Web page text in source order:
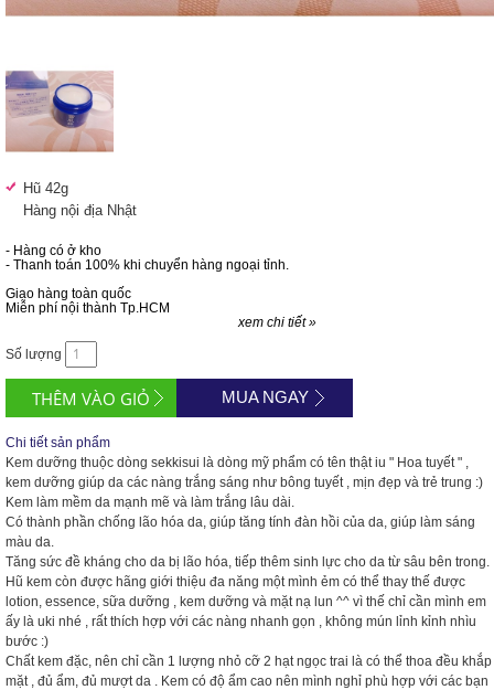
Hũ 42g
Hàng nội địa Nhật
- Hàng có ở kho
- Thanh toán 100% khi chuyển hàng ngoại tỉnh.
Giao hàng toàn quốc
Miễn phí nội thành Tp.HCM
xem chi tiết »
Số lượng
MUA NGAY
Chi tiết sản phẩm
Kem dưỡng thuộc dòng sekkisui là dòng mỹ phẩm có tên thật iu " Hoa tuyết " ,
kem dưỡng giúp da các nàng trắng sáng như bông tuyết , mịn đẹp và trẻ trung :)
Kem làm mềm da mạnh mẽ và làm trắng lâu dài.
Có thành phần chống lão hóa da, giúp tăng tính đàn hồi của da, giúp làm sáng
màu da.
Tăng sức đề kháng cho da bị lão hóa, tiếp thêm sinh lực cho da từ sâu bên trong.
Hũ kem còn được hãng giới thiệu đa năng một mình ẻm có thể thay thế được
lotion, essence, sữa dưỡng , kem dưỡng và mặt nạ lun ^^ vì thế chỉ cần mình em
ấy là uki nhé , rất thích hợp với các nàng nhanh gọn , không mún lỉnh kỉnh nhìu
bước :)
Chất kem đặc, nên chỉ cần 1 lượng nhỏ cỡ 2 hạt ngọc trai là có thể thoa đều khắp
mặt , đủ ẩm, đủ mượt da . Kem có độ ẩm cao nên mình nghỉ phù hợp với các bạn